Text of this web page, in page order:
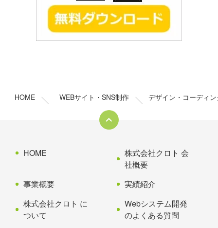
HOME WEBサイト・SNS制作 デザイン・コーディ
HOME
株式会社クロト 会
社概要
事業概要
実績紹介
株式会社クロト に
ついて
Webシステム開発
のよくある質問